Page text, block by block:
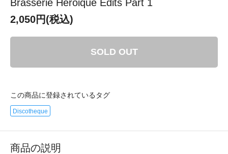
Brasserie Heroique Edits Part 1
2,050円(税込)
SOLD OUT
この商品に登録されているタグ
Discotheque
商品の説明